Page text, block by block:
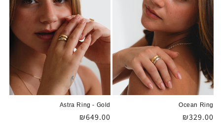
Ocean Ring
מחיר
₪329.00
Astra Ring - Gold
מחיר
₪649.00